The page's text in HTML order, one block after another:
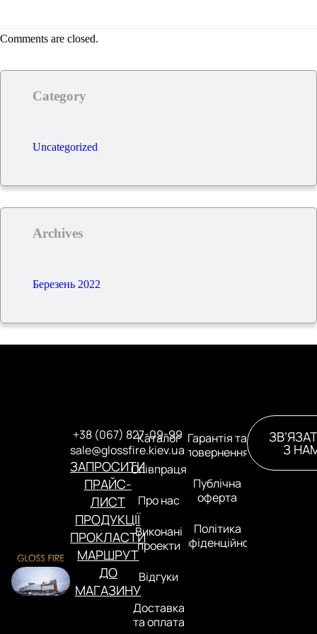
Comments are closed.
Category
Uncategorized
Archives
Березень 2022
+38 (067) 827-09-99
sale@glossfire.kiev.ua
ЗАПРОСИТИ
ПРАЙС-
ЛИСТ
ПРОДУКЦІЇ
ПРОКЛАСТИ
МАРШРУТ
ДО
МАГАЗИНУ
Каталог
Співпраця
Про нас
Виконані
проекти
Відгуки
Доставка
та оплата
Гарантія та
повернення
Публічна
оферта
Політика
конфіденційності
З